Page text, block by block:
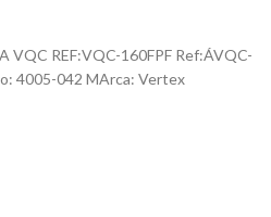
VQC REF:VQC-160FPF Ref:ÁVQC-
4005-042 MArca: Vertex